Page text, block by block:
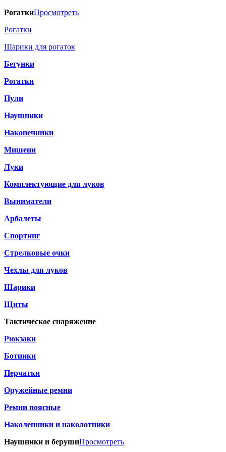
РогаткиПросмотреть
Рогатки
Шарики для рогаток
Бегунки
Рогатки
Пули
Наушники
Наконечники
Мишени
Луки
Комплектующие для луков
Выниматели
Арбалеты
Спортинг
Стрелковые очки
Чехлы для луков
Шарики
Щиты
Тактическое снаряжение
Рюкзаки
Ботинки
Перчатки
Оружейные ремни
Ремни поясные
Наколенники и наколотники
Наушники и берушиПросмотреть